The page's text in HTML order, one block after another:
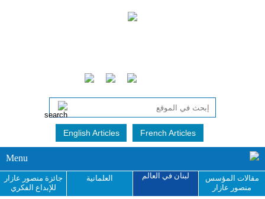
English Articles French Articles
Menu
مقالات المؤسس
منصور عازار
لبنان في العالم العلمانية
جائزة منصور عازار
للإبداع الفكري